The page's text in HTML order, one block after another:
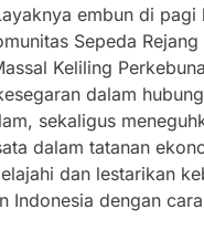
embun di pagi
Sepeda
Keliling
dalam
sekaligus
dalam tatanan
dan lestarikan
Indonesia dengan